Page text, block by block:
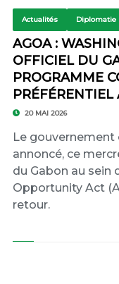
Actualités Diplomatie
AGOA :
OFFICIEL DU
PROGRAMME
20 MAI 2026
Le
annoncé, ce
du Gabon au sein
Opportunity Act
retour.